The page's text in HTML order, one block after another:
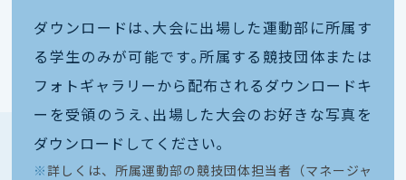
ダウンロードは､大会に出場した運動部に所属す
る学生のみが可能です｡所属する競技団体または
フォトギャラリーから配布されるダウンロードキ
ーを受領のうえ､出場した大会のお好きな写真を
ダウンロードしてください｡
※ 詳しくは、所属運動部の競技団体担当者（マネージャ